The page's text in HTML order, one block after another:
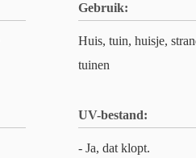
Gebruik:
Huis, tuin, huisje,
tuinen
UV-bestand:
- Ja, dat klopt.